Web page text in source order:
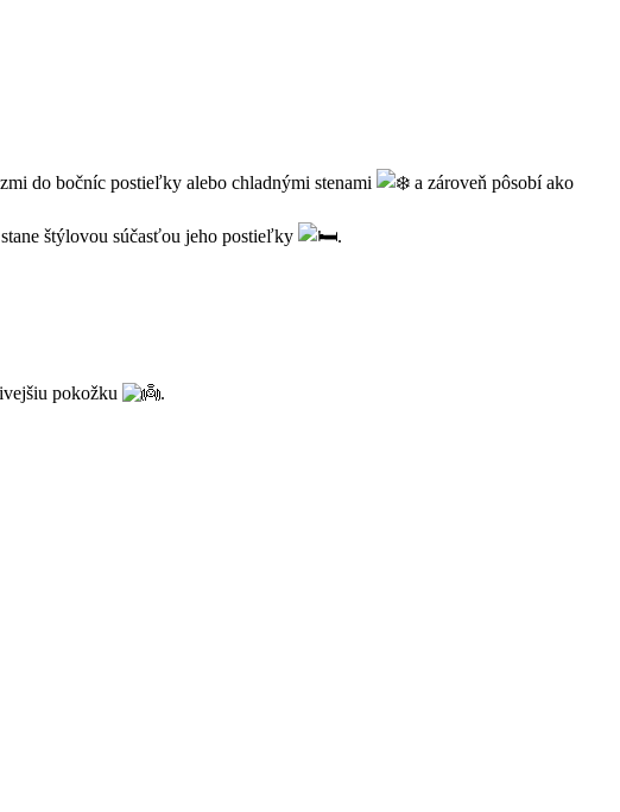
do bočníc postieľky alebo chladnými stenami
a zároveň pôsobí ako
štýlovou súčasťou jeho postieľky
.
pokožku
.